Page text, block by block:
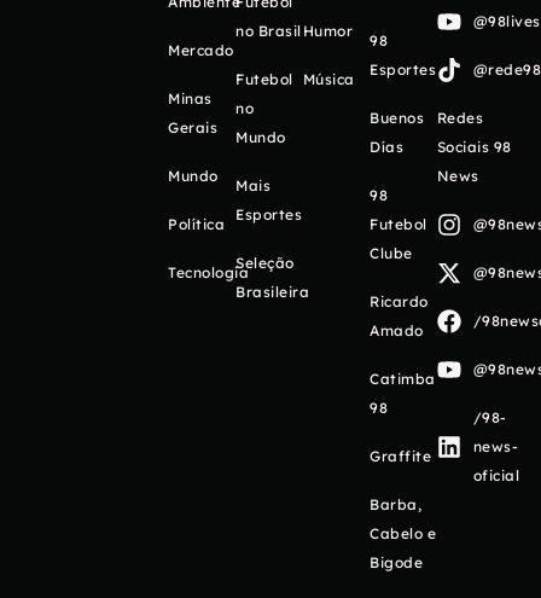
Mercado
Minas
Gerais
Mundo
Política
Tecnologia
no Brasil
Futebol
no
Mundo
Mais
Esportes
Seleção
Brasileira
Humor
Música
98
Esportes
Buenos
Días
98
Futebol
Clube
Ricardo
Amado
Catimba
98
Graffite
Barba,
Cabelo e
Bigode
Redes
Sociais 98
News
/
/98-
news-
oficial